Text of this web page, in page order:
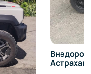
213100 в